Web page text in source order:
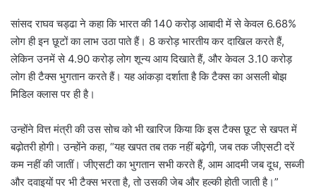
सांसद राघव चड्ढा ने कहा कि भारत की 140 करोड़ आबादी में से केवल 6.68%
लोग ही इन छूटों का लाभ उठा पाते हैं। 8 करोड़ भारतीय कर दाखिल करते हैं,
लेकिन उनमें से 4.90 करोड़ लोग शून्य आय दिखाते हैं, और केवल 3.10 करोड़
लोग ही टैक्स भुगतान करते हैं। यह आंकड़ा दर्शाता है कि टैक्स का असली बोझ
मिडिल क्लास पर ही है।
उन्होंने वित्त मंत्री की उस सोच को भी खारिज किया कि इस टैक्स छूट से खपत में
बढ़ोतरी होगी। उन्होंने कहा, “यह खपत तब तक नहीं बढ़ेगी, जब तक जीएसटी दरें
कम नहीं की जातीं। जीएसटी का भुगतान सभी करते हैं, आम आदमी जब दूध, सब्जी
और दवाइयों पर भी टैक्स भरता है, तो उसकी जेब और हल्की होती जाती है।”